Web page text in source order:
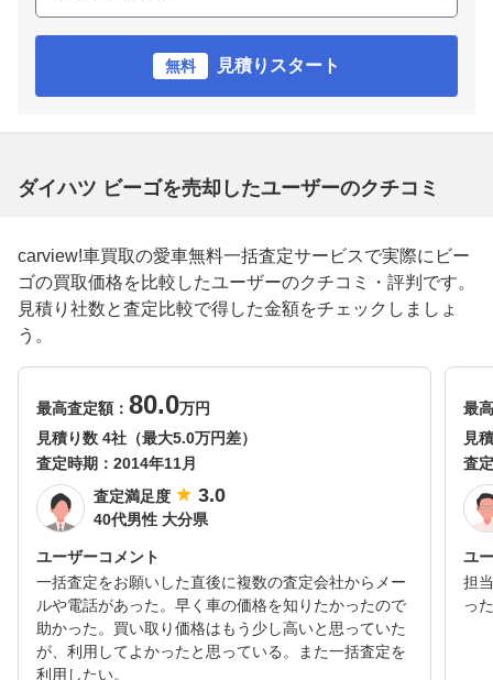
無料 見積りスタート
ダイハツ ビーゴを売却したユーザーのクチコミ
carview!車買取の愛車無料一括査定サービスで実際にビー
ゴの買取価格を比較したユーザーのクチコミ・評判です。
見積り社数と査定比較で得した金額をチェックしましょ
う。
最高査定額： 80.0万円
見積り数 4社（最大5.0万円差）
査定時期： 2014年11月
査定満足度
3.0
40代男性 大分県
ユーザーコメント
一括査定をお願いした直後に複数の査定会社からメー
ルや電話があった。早く車の価格を知りたかったので
助かった。買い取り価格はもう少し高いと思っていた
が、利用してよかったと思っている。また一括査定を
利用したい。
最
見
査
ユ
担
っ